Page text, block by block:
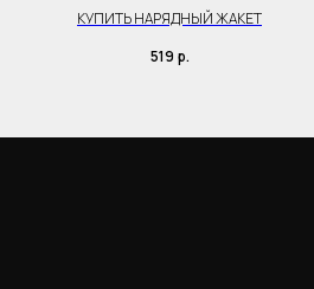
КУПИТЬ НАРЯДНЫЙ ЖАКЕТ
519 р.